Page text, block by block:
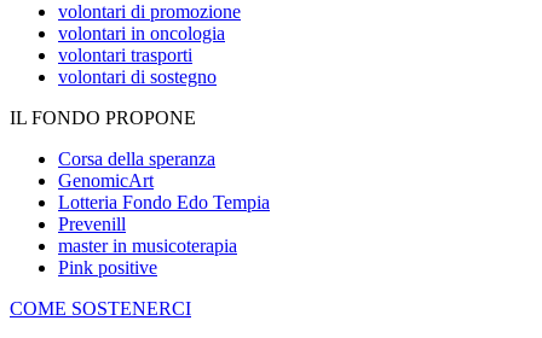
volontari di promozione
volontari in oncologia
volontari trasporti
volontari di sostegno
IL FONDO PROPONE
Corsa della speranza
GenomicArt
Lotteria Fondo Edo Tempia
Prevenill
master in musicoterapia
Pink positive
COME SOSTENERCI